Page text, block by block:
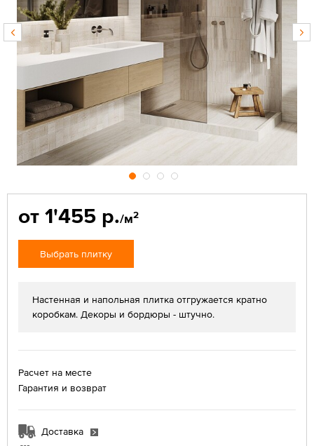
от 1'455 р./м2
Выбрать плитку
Настенная и напольная плитка отгружается кратно
коробкам. Декоры и бордюры - штучно.
Расчет на месте
Гарантия и возврат
Доставка